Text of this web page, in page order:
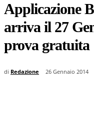
Applicazione
arriva il 27
prova gratuita
di Redazione 26 Gennaio 2014